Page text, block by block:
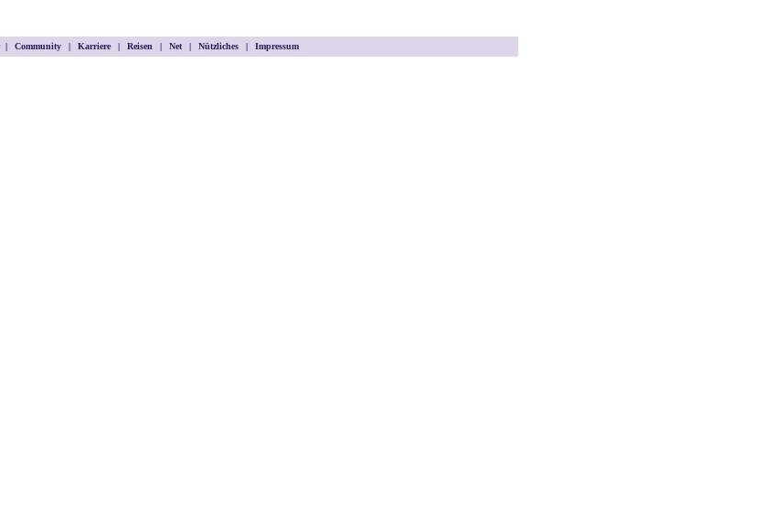
| Community | Karriere | Reisen | Net | Nützliches | Impressum